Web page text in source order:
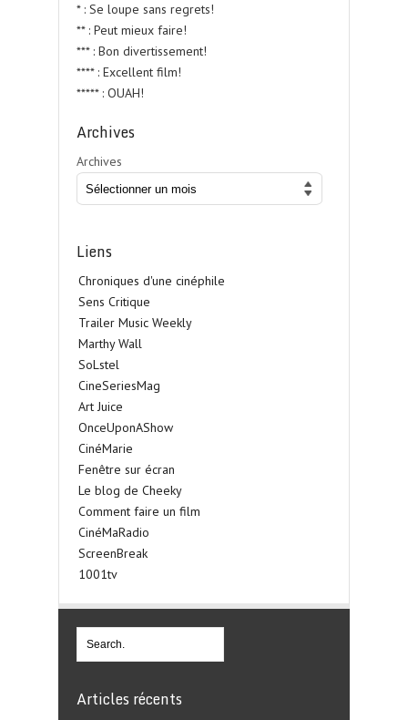
* : Se loupe sans regrets!
** : Peut mieux faire!
*** : Bon divertissement!
**** : Excellent film!
***** : OUAH!
Archives
Archives
Liens
Chroniques d'une cinéphile
Sens Critique
Trailer Music Weekly
Marthy Wall
SoLstel
CineSeriesMag
Art Juice
OnceUponAShow
CinéMarie
Fenêtre sur écran
Le blog de Cheeky
Comment faire un film
CinéMaRadio
ScreenBreak
1001tv
Articles récents